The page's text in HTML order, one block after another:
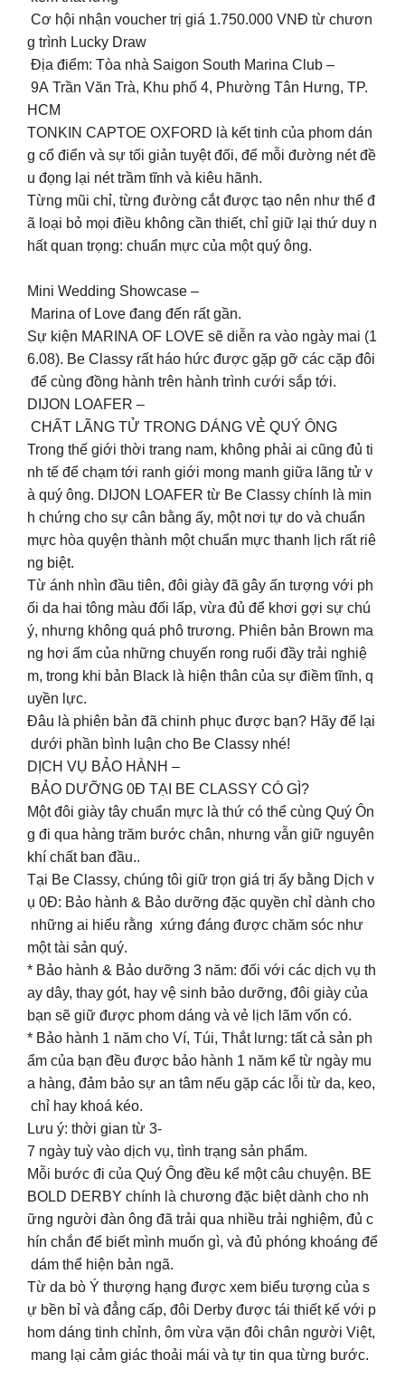
️ Cơ hội nhận voucher trị giá 1.750.000 VNĐ từ chươn
g trình Lucky Draw
Địa điểm: Tòa nhà Saigon South Marina Club –
9A Trần Văn Trà, Khu phố 4, Phường Tân Hưng, TP.
HCM
TONKIN CAPTOE OXFORD là kết tinh của phom dán
g cổ điển và sự tối giản tuyệt đối, để mỗi đường nét đề
u đọng lại nét trầm tĩnh và kiêu hãnh.
Từng mũi chỉ, từng đường cắt được tạo nên như thể đ
ã loại bỏ mọi điều không cần thiết, chỉ giữ lại thứ duy n
hất quan trọng: chuẩn mực của một quý ông.
Mini Wedding Showcase –
Marina of Love đang đến rất gần.
Sự kiện MARINA OF LOVE sẽ diễn ra vào ngày mai (1
6.08). Be Classy rất háo hức được gặp gỡ các cặp đôi
để cùng đồng hành trên hành trình cưới sắp tới.
DIJON LOAFER –
CHẤT LÃNG TỬ TRONG DÁNG VẺ QUÝ ÔNG
Trong thế giới thời trang nam, không phải ai cũng đủ ti
nh tế để chạm tới ranh giới mong manh giữa lãng tử v
à quý ông. DIJON LOAFER từ Be Classy chính là min
h chứng cho sự cân bằng ấy, một nơi tự do và chuẩn
mực hòa quyện thành một chuẩn mực thanh lịch rất riê
ng biệt.
Từ ánh nhìn đầu tiên, đôi giày đã gây ấn tượng với ph
ối da hai tông màu đối lấp, vừa đủ để khơi gợi sự chú
ý, nhưng không quá phô trương. Phiên bản Brown ma
ng hơi ấm của những chuyến rong ruổi đầy trải nghiệ
m, trong khi bản Black là hiện thân của sự điềm tĩnh, q
uyền lực.
Đâu là phiên bản đã chinh phục được bạn? Hãy để lại
dưới phần bình luận cho Be Classy nhé!
DỊCH VỤ BẢO HÀNH –
BẢO DƯỠNG 0Đ TẠI BE CLASSY CÓ GÌ?
Một đôi giày tây chuẩn mực là thứ có thể cùng Quý Ôn
g đi qua hàng trăm bước chân, nhưng vẫn giữ nguyên
khí chất ban đầu..
Tại Be Classy, chúng tôi giữ trọn giá trị ấy bằng Dịch v
ụ 0Đ: Bảo hành & Bảo dưỡng đặc quyền chỉ dành cho
những ai hiểu rằng xứng đáng được chăm sóc như
một tài sản quý.
* Bảo hành & Bảo dưỡng 3 năm: đối với các dịch vụ th
ay dây, thay gót, hay vệ sinh bảo dưỡng, đôi giày của
bạn sẽ giữ được phom dáng và vẻ lịch lãm vốn có.
* Bảo hành 1 năm cho Ví, Túi, Thắt lưng: tất cả sản ph
ẩm của bạn đều được bảo hành 1 năm kể từ ngày mu
a hàng, đảm bảo sự an tâm nếu gặp các lỗi từ da, keo,
chỉ hay khoá kéo.
Lưu ý: thời gian từ 3-
7 ngày tuỳ vào dịch vụ, tình trạng sản phẩm.
Mỗi bước đi của Quý Ông đều kể một câu chuyện. BE
BOLD DERBY chính là chương đặc biệt dành cho nh
ững người đàn ông đã trải qua nhiều trải nghiệm, đủ c
hín chắn để biết mình muốn gì, và đủ phóng khoáng để
dám thể hiện bản ngã.
Từ da bò Ý thượng hạng được xem biểu tượng của s
ự bền bỉ và đẳng cấp, đôi Derby được tái thiết kế với p
hom dáng tinh chỉnh, ôm vừa vặn đôi chân người Việt,
mang lại cảm giác thoải mái và tự tin qua từng bước.